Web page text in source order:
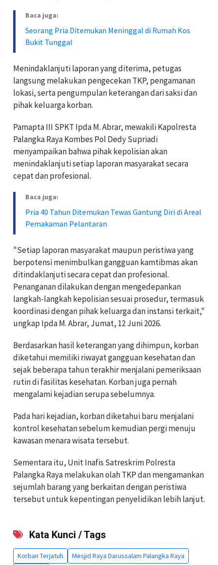
Baca juga:
Seorang Pria Ditemukan Meninggal di Rumah Kos
Bukit Tunggal
Menindaklanjuti laporan yang diterima, petugas
langsung melakukan pengecekan TKP, pengamanan
lokasi, serta pengumpulan keterangan dari saksi dan
pihak keluarga korban.
Pamapta III SPKT Ipda M. Abrar, mewakili Kapolresta
Palangka Raya Kombes Pol Dedy Supriadi
menyampaikan bahwa pihak kepolisian akan
menindaklanjuti setiap laporan masyarakat secara
cepat dan profesional.
Baca juga:
Pria 40 Tahun Ditemukan Tewas Gantung Diri di Areal
Pemakaman Pelantaran
"Setiap laporan masyarakat maupun peristiwa yang
berpotensi menimbulkan gangguan kamtibmas akan
ditindaklanjuti secara cepat dan profesional.
Penanganan dilakukan dengan mengedepankan
langkah-langkah kepolisian sesuai prosedur, termasuk
koordinasi dengan pihak keluarga dan instansi terkait,"
ungkap Ipda M. Abrar, Jumat, 12 Juni 2026.
Berdasarkan hasil keterangan yang dihimpun, korban
diketahui memiliki riwayat gangguan kesehatan dan
sejak beberapa tahun terakhir menjalani pemeriksaan
rutin di fasilitas kesehatan. Korban juga pernah
mengalami kejadian serupa sebelumnya.
Pada hari kejadian, korban diketahui baru menjalani
kontrol kesehatan sebelum kemudian pergi menuju
kawasan menara wisata tersebut.
Sementara itu, Unit Inafis Satreskrim Polresta
Palangka Raya melakukan olah TKP dan mengamankan
sejumlah barang yang berkaitan dengan peristiwa
tersebut untuk kepentingan penyelidikan lebih lanjut.
Kata Kunci / Tags
Korban Terjatuh Mesjid Raya Darussalam Palangka Raya